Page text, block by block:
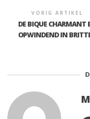
VORIG ARTIKEL
DE BIQUE CHARMANT
OPWINDEND IN